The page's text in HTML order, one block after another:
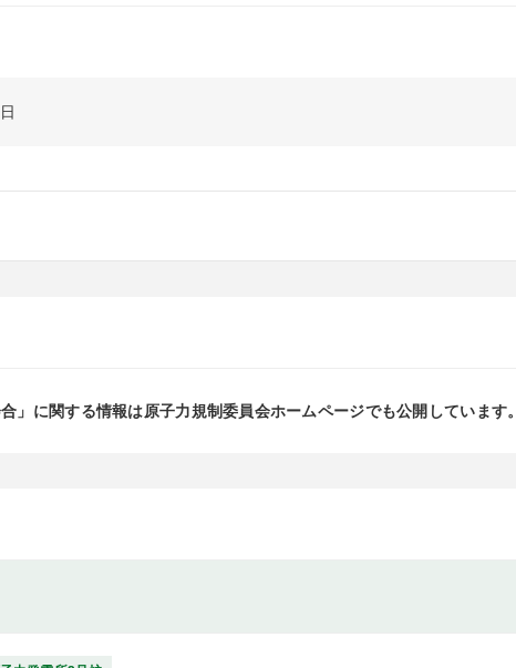
」に関する情報は原子力規制委員会ホームページでも公開しています。